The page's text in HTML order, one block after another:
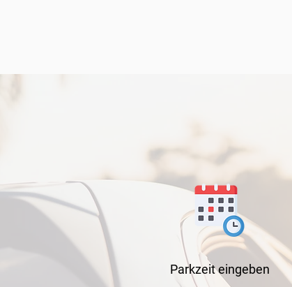
Parkzeiteingeben